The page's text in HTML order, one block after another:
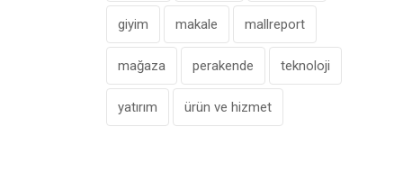
giyim makale mallreport
mağaza perakende teknoloji
yatırım ürün ve hizmet